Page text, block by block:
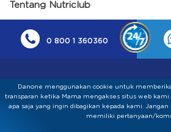
Tentang Nutriclub
0 800 1 360360
Danone menggunakan cookie untuk
transparan ketika Mama mengakses situs web
apa saja yang ingin dibagikan kepada kami.​ ​Jangan
memiliki pertanyaan/